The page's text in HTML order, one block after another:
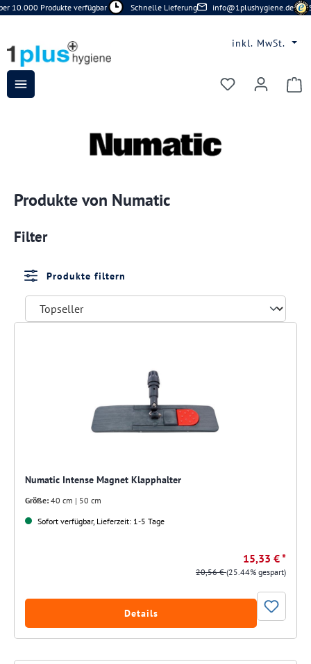
Zum Hauptinhalt springen
10.000 Produkte verfügbar Schnelle Lieferung info@1plushygiene.de
inkl. MwSt.
Du hast 0
Produkte von Numatic
Filter
Produkte filtern
Numatic Intense Magnet Klapphalter
Größe: 40 cm | 50 cm
Sofort verfügbar, Lieferzeit: 1-5 Tage
15,33 € *
20,56 €(25.44% gespart)
Details